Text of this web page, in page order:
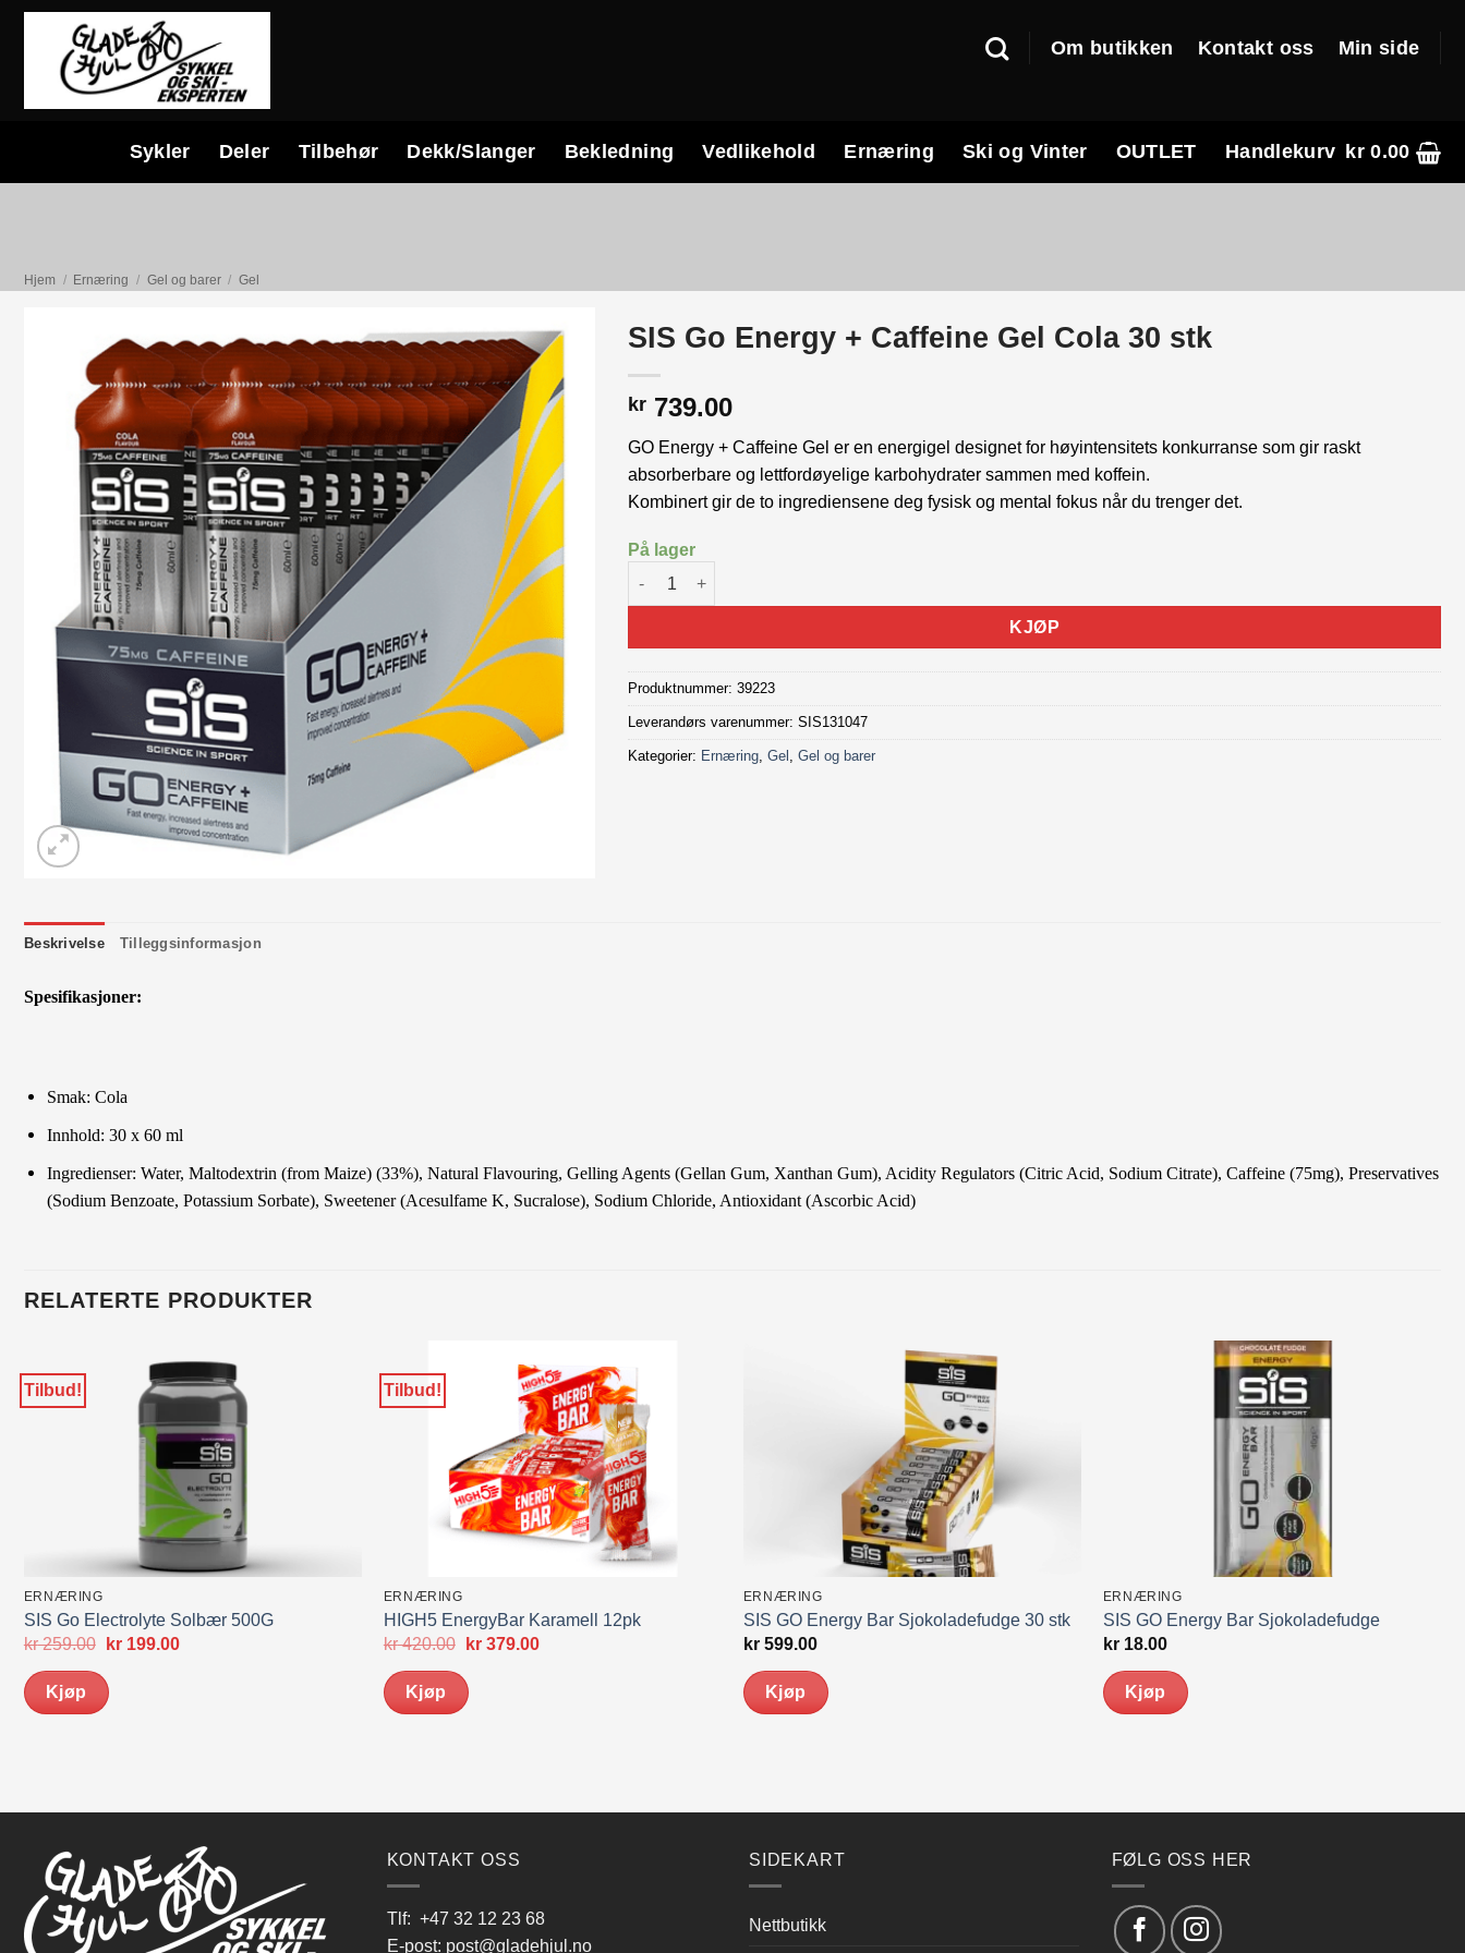
Skip
Om butikken Kontakt oss Min side
Sykler Deler Tilbehør Dekk/Slanger Bekledning Vedlikehold Ernæring Ski og Vinter OUTLET Handlekurv kr0.00
Hjem / Ernæring / Gel og barer / Gel
SIS Go Energy + Caffeine Gel Cola 30 stk
kr 739.00
GO Energy + Caffeine Gel er en energigel designet for høyintensitets konkurranse som gir raskt
absorberbare og lettfordøyelige karbohydrater sammen med koffein.
Kombinert gir de to ingrediensene deg fysisk og mental fokus når du trenger det.
På lager
SIS Go Energy + Caffeine Gel Cola 30 stk antall
KJØP
Produktnummer:39223
Leverandørs varenummer: SIS131047
Kategorier: Ernæring,Gel ,Gel og barer
Beskrivelse Tilleggsinformasjon
Spesifikasjoner:
Smak: Cola
Innhold: 30 x 60 ml
Ingredienser: Water, Maltodextrin (from Maize) (33%), Natural Flavouring, Gelling Agents (Gellan Gum, Xanthan Gum), Acidity Regulators (Citric Acid, Sodium Citrate), Caffeine (75mg), Preservatives
(Sodium Benzoate, Potassium Sorbate), Sweetener (Acesulfame K, Sucralose), Sodium Chloride, Antioxidant (Ascorbic Acid)
RELATERTE PRODUKTER
Tilbud!
ERNÆRING
SIS Go Electrolyte Solbær 500G
kr259.00
Opprinnelig
var:
kr 259.00.
kr199.00Nåværende
Kjøp
Tilbud!
ERNÆRING
HIGH5 EnergyBar Karamell 12pk
kr420.00
Opprinnelig
var:
kr 420.00.
kr379.00Nåværende
Kjøp
ERNÆRING
SIS GO Energy Bar Sjokoladefudge 30 stk
kr599.00
Kjøp
ERNÆRING
SIS GO Energy Bar Sjokoladefudge
kr18.00
Kjøp
KONTAKT OSS
Tlf: +47 32 12 23 68
E-post: post@gladehjul.no
SIDEKART
Nettbutikk
FØLG OSS HER